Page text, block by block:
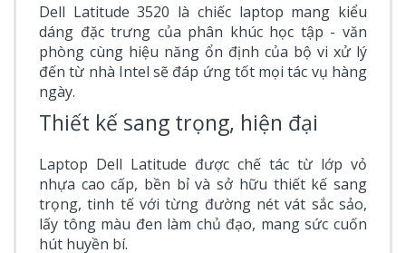
Dell Latitude 3520 là chiếc laptop mang kiểu
dáng đặc trưng của phân khúc học tập - văn
phòng cùng hiệu năng ổn định của bộ vi xử lý
đến từ nhà Intel sẽ đáp ứng tốt mọi tác vụ hàng
ngày.
Thiết kế sang trọng, hiện đại
Laptop Dell Latitude được chế tác từ lớp vỏ
nhựa cao cấp, bền bỉ và sở hữu thiết kế sang
trọng, tinh tế với từng đường nét vát sắc sảo,
lấy tông màu đen làm chủ đạo, mang sức cuốn
hút huyền bí.